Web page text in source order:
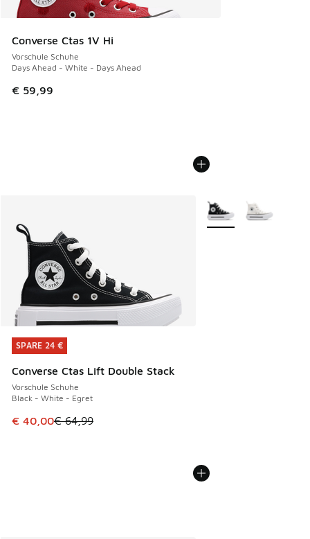
Converse Ctas 1V Hi
Vorschule Schuhe
Days Ahead - White - Days Ahead
€ 59,99
SPARE 24 €
Converse Ctas Lift Double Stack
Vorschule Schuhe
Black - White - Egret
Dieser Artikel ist im Sale. Der Preis ist von € 64,99 auf €
€ 40,00€ 64,99
SPARE 24 €
Weitere Farben